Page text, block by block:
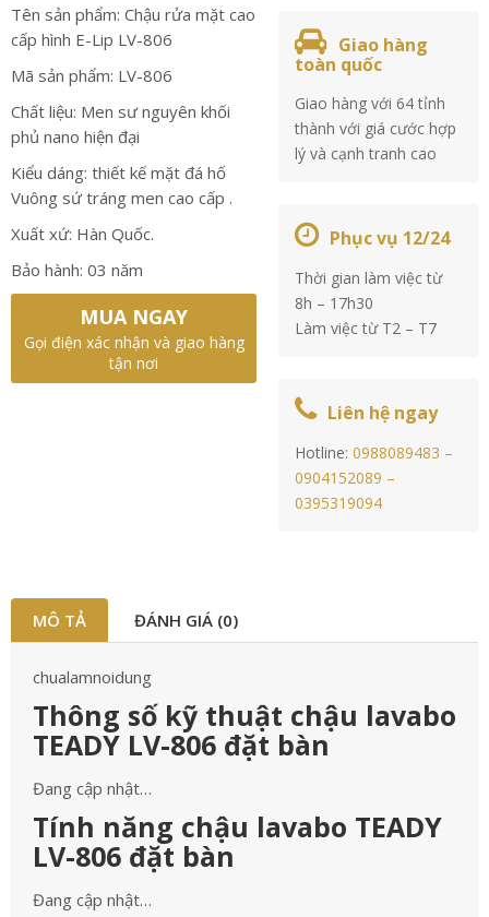
Tên sản phẩm: Chậu rửa mặt cao
cấp hình E-Lip LV-806
Mã sản phẩm: LV-806
Chất liệu: Men sư nguyên khối
phủ nano hiện đại
Kiểu dáng: thiết kế mặt đá hố
Vuông sứ tráng men cao cấp .
Xuất xứ: Hàn Quốc.
Bảo hành: 03 năm
MUA NGAY
Gọi điện xác nhận và giao hàng
tận nơi
Giao hàng
toàn quốc
Giao hàng với 64 tỉnh
thành với giá cước hợp
lý và cạnh tranh cao
Phục vụ 12/24
Thời gian làm việc từ
8h – 17h30
Làm việc từ T2 – T7
Liên hệ ngay
Hotline:0988089483 –
0904152089 –
0395319094
MÔ TẢ ĐÁNH GIÁ (0)
chualamnoidung
Thông số kỹ thuật chậu lavabo
TEADY LV-806 đặt bàn
Đang cập nhật…
Tính năng chậu lavabo TEADY
LV-806 đặt bàn
Đang cập nhật…